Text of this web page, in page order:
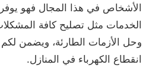
الأشخاص في هذا المجال فهو
الخدمات مثل تصليح كافة
وحل الأزمات الطارئة، ويضمن
انقطاع الكهرباء في المنازل.